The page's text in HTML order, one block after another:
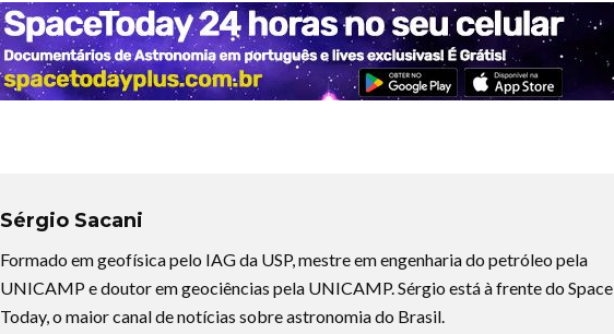
Sérgio Sacani
Formado em geofísica pelo IAG da USP, mestre em engenharia do petróleo pela
UNICAMP e doutor em geociências pela UNICAMP. Sérgio está à frente do Space
Today, o maior canal de notícias sobre astronomia do Brasil.